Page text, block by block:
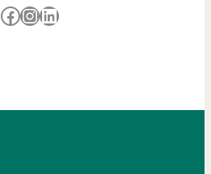
Besuche uns auf Facebook
Besuche uns auf Instagram
LinkedIn